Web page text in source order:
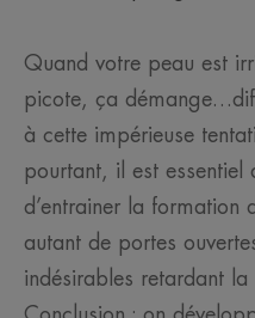
Quand votre peau est
picote, ça
à cette impérieuse
pourtant, il est essentiel
d’entrainer la formation
autant de portes
indésirables retardant